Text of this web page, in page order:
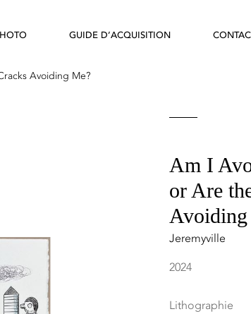
GUIDE D’ACQUISITION
Avoiding Me?
Am I
or Are
Jeremyville
2024
Lithographie